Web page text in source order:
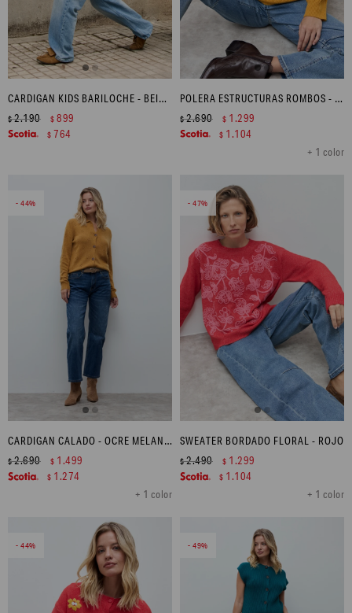
CARDIGAN KIDS BARILOCHE - BEIGE MELANGE
$2.190 $ 899
$ 764
POLERA ESTRUCTURAS ROMBOS - OCRE
+ 1 color
$2.690 $ 1.299
$ 1.104
44
CARDIGAN CALADO - OCRE MELANGE
+ 1 color
$2.690 $ 1.499
$ 1.274
47
SWEATER BORDADO FLORAL - ROJO
+ 1 color
$2.490 $ 1.299
$ 1.104
44 49